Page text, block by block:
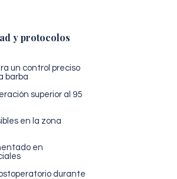
y protocolos
un control preciso
barba
superior al 95
en la zona
en
durante